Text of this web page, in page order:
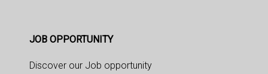
JOB OPPORTUNITY
Discover our Job opportunity